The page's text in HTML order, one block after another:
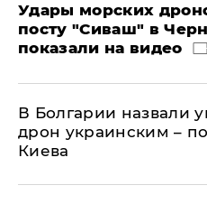
Удары морских
посту "Сиваш" в
показали на видео
В Болгарии назвали
дрон украинским –
Киева